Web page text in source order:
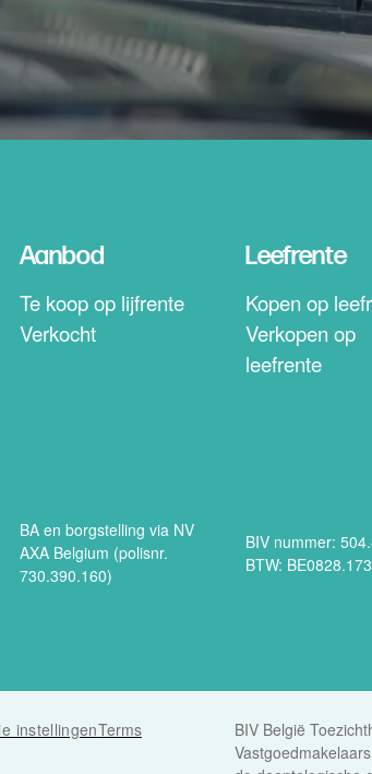
Aanbod
Te koop op lijfrente
Verkocht
Leefrente
Kopen op
Verkopen op
leefrente
BA en borgstelling via NV
AXA Belgium (polisnr.
730.390.160)
BIV nummer:
BTW:
instellingenTerms
BIV België